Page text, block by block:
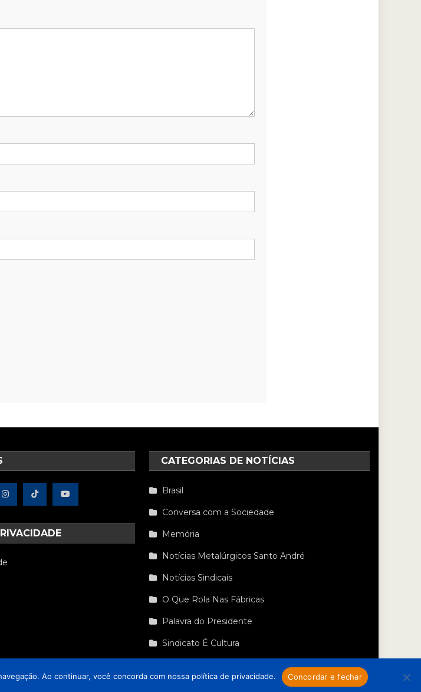
CATEGORIAS DE NOTÍCIAS
Brasil
Conversa com a Sociedade
Memória
Notícias Metalúrgicos Santo André
Notícias Sindicais
O Que Rola Nas Fábricas
Palavra do Presidente
Sindicato É Cultura
Ao continuar, você concorda com nossa política de privacidade. Concordar e fechar